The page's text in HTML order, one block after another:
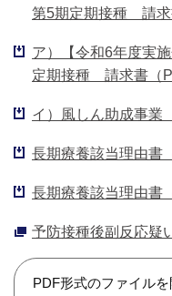
第5期定期接種 請求
ア）【令和6年度実
定期接種 請求書（
イ）風しん助成事業
長期療養該当理由書
長期療養該当理由書
予防接種後副反応疑
PDF形式のファイル